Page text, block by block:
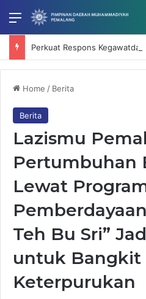
Menu
Home / Berita
Berita
Lazismu
Pertumbuhan
Lewat
Teh Bu Sri”
untuk Bangkit
Keterpurukan